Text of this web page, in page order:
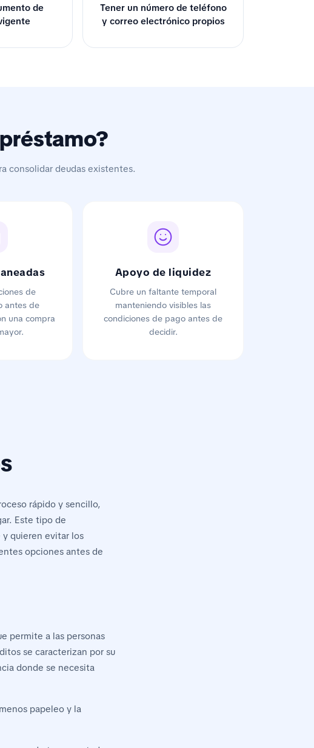
de
Tener un número de teléfono
y correo electrónico propios
consolidar deudas existentes.
de
antes de
una compra
Apoyo de liquidez
Cubre un faltante temporal
manteniendo visibles las
condiciones de pago antes de
decidir.
rápido y sencillo,
Este tipo de
quieren evitar los
opciones antes de
permite a las personas
se caracterizan por su
donde se necesita
papeleo y la